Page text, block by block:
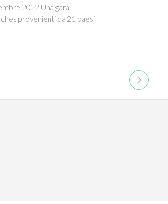
2022 Una gara
provenienti da 21 paesi